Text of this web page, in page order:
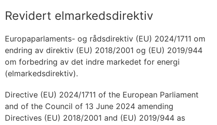
Revidert elmarkedsdirektiv
Europaparlaments- og rådsdirektiv (EU) 2024/1711 om
endring av direktiv (EU) 2018/2001 og (EU) 2019/944
om forbedring av det indre markedet for energi
(elmarkedsdirektiv).
Directive (EU) 2024/1711 of the European Parliament
and of the Council of 13 June 2024 amending
Directives (EU) 2018/2001 and (EU) 2019/944 as